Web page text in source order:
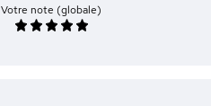
Votre note (globale)